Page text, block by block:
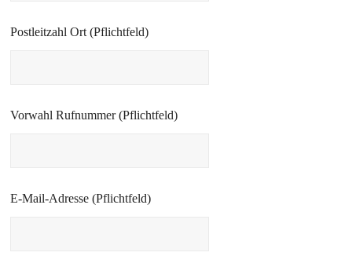
Postleitzahl Ort (Pflichtfeld)
Vorwahl Rufnummer (Pflichtfeld)
E-Mail-Adresse (Pflichtfeld)